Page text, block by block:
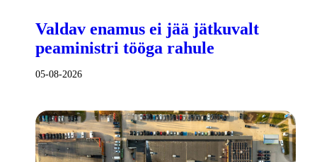
Valdav enamus ei jää jätkuvalt
peaministri tööga rahule
05-08-2026